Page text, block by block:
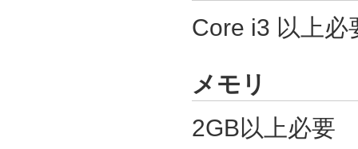
Core i3 以上必
メモリ
2GB以上必要